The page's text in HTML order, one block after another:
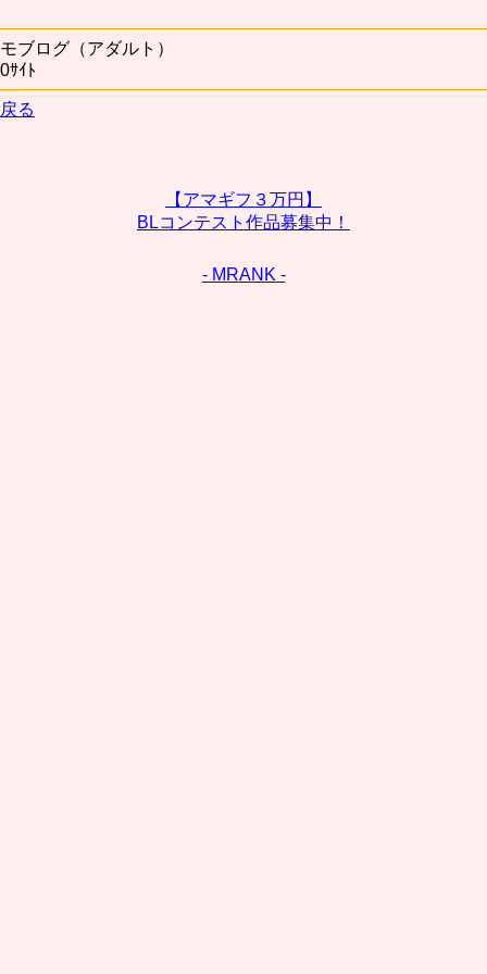
モブログ（アダルト）
0ｻｲﾄ
戻る
【アマギフ３万円】
BLコンテスト作品募集中！
- MRANK -